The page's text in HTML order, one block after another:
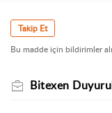
Takip Et
Bu madde için bildirimler
Bitexen